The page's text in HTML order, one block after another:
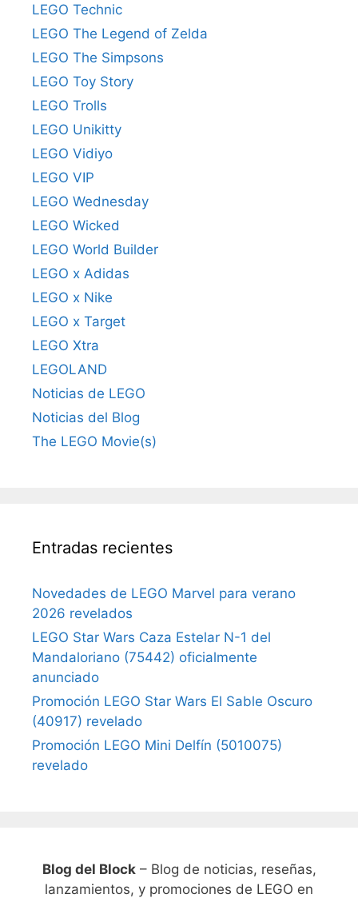
LEGO Technic
LEGO The Legend of Zelda
LEGO The Simpsons
LEGO Toy Story
LEGO Trolls
LEGO Unikitty
LEGO Vidiyo
LEGO VIP
LEGO Wednesday
LEGO Wicked
LEGO World Builder
LEGO x Adidas
LEGO x Nike
LEGO x Target
LEGO Xtra
LEGOLAND
Noticias de LEGO
Noticias del Blog
The LEGO Movie(s)
Entradas recientes
Novedades de LEGO Marvel para verano
2026 revelados
LEGO Star Wars Caza Estelar N-1 del
Mandaloriano (75442) oficialmente
anunciado
Promoción LEGO Star Wars El Sable Oscuro
(40917) revelado
Promoción LEGO Mini Delfín (5010075)
revelado
Blog del Block– Blog de noticias, reseñas,
lanzamientos, y promociones de LEGO en